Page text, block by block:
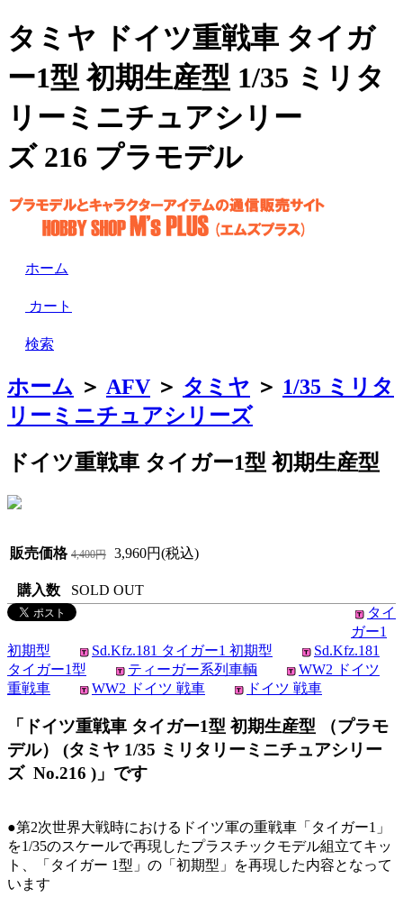
タミヤ ドイツ重戦車 タイガ
ー1型 初期生産型 1/35 ミリタ
リーミニチュアシリー
ズ 216 プラモデル
ホーム
カート
検索
ホーム ＞ AFV ＞ タミヤ ＞ 1/35 ミリタ
リーミニチュアシリーズ
ドイツ重戦車 タイガー1型 初期生産型
販売価格 4,400円 3,960円(税込)
購入数
SOLD OUT
タイ
ガー1
初期型
Sd.Kfz.181 タイガー1 初期型
Sd.Kfz.181
タイガー1型
ティーガー系列車輌
WW2 ドイツ
重戦車
WW2 ドイツ 戦車 ドイツ 戦車
「ドイツ重戦車 タイガー1型 初期生産型 （プラモ
デル） (タミヤ 1/35 ミリタリーミニチュアシリー
ズ No.216 )」です
●第2次世界大戦時におけるドイツ軍の重戦車「タイガー1」
を1/35のスケールで再現したプラスチックモデル組立てキッ
ト、「タイガー 1型」の「初期型」を再現した内容となって
います